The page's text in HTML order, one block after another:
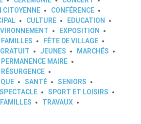
CITOYENNE
CONFÉRENCE
CULTURE
EDUCATION
EXPOSITION
FAMILLES
FÊTE DE VILLAGE
GRATUIT JEUNES
MARCHÉS
PERMANENCE MAIRE
RÉSURGENCE
SANTÉ
SENIORS
SPECTACLE
SPORT ET LOISIRS
TRAVAUX